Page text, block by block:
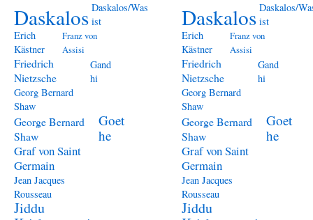
Daskalos Daskalos/Was
ist
Erich
Kästner
Franz von
Assisi
Friedrich
Nietzsche
Gand
hi
Georg Bernard
Shaw
George Bernard
Shaw
Goet
he
Graf von Saint
Germain
Jean Jacques
Rousseau
Jiddu
Daskalos Daskalos/
ist
Erich
Kästner
Franz von
Assisi
Friedrich
Nietzsche
Gand
hi
Georg Bernard
Shaw
George Bernard
Shaw
Goet
he
Graf von Saint
Germain
Jean Jacques
Rousseau
Jiddu